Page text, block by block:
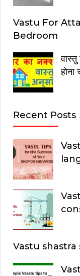
Vastu For
Bedroom
होना
Recent Posts
Vastu